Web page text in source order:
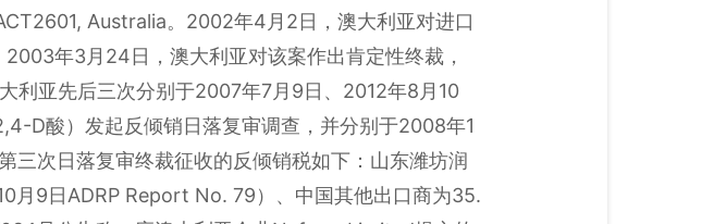
Australia。2002年4月2日，澳大利亚对进口
年3月24日，澳大利亚对该案作出肯定性终裁，
利亚先后三次分别于2007年7月9日、2012年8月10
D酸）发起反倾销日落复审调查，并分别于2008年1
三次日落复审终裁征收的反倾销税如下：山东潍坊润
月9日ADRP Report No. 79）、中国其他出口商为35.